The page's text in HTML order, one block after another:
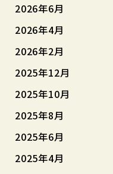
2026年6月
2026年4月
2026年2月
2025年12月
2025年10月
2025年8月
2025年6月
2025年4月